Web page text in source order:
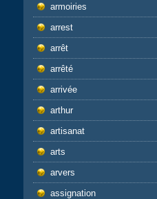
armoiries
arrest
arrêt
arrêté
arrivée
arthur
artisanat
arts
arvers
assignation